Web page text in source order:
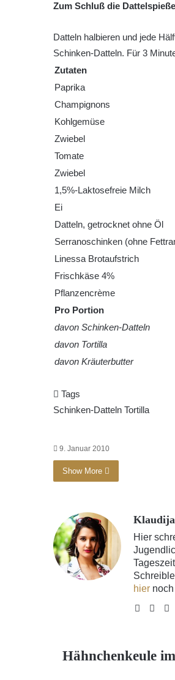
Zum Schluß die
Datteln halbieren und jede
Schinken-Datteln. Für 3
Zutaten
Paprika
Champignons
Kohlgemüse
Zwiebel
Tomate
Zwiebel
1,5%-Laktosefreie Milch
Ei
Datteln, getrocknet ohne Öl
Serranoschinken (ohne
Linessa Brotaufstrich
Frischkäse 4%
Pflanzencrème
Pro Portion
davon Schinken-Datteln
davon Tortilla
davon Kräuterbutter
Tags
Schinken-Datteln Tortilla
9. Januar 2010
Show More
Hier
hier
Website
Hähnchenkeule